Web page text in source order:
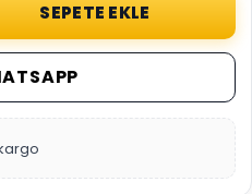
SEPETE EKLE